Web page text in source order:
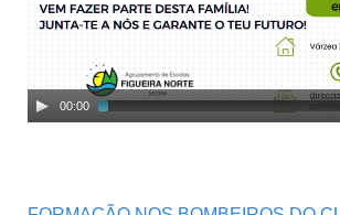
00:00